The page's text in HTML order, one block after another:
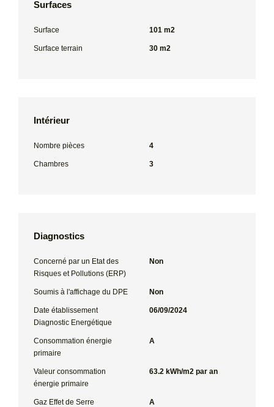
Surfaces
Surface 101 m2
Surface terrain 30 m2
Intérieur
Nombre pièces 4
Chambres 3
Diagnostics
Concerné par un Etat des
Risques et Pollutions (ERP)
Non
Soumis à l'affichage du DPE Non
Date établissement
Diagnostic Energétique
06/09/2024
Consommation énergie
primaire
A
Valeur consommation
énergie primaire
63.2 kWh/m2 par an
Gaz Effet de Serre A